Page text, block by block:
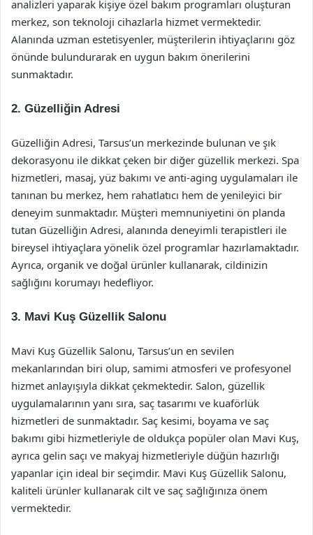
analizleri yaparak kişiye özel bakım programları oluşturan
merkez, son teknoloji cihazlarla hizmet vermektedir.
Alanında uzman estetisyenler, müşterilerin ihtiyaçlarını göz
önünde bulundurarak en uygun bakım önerilerini
sunmaktadır.
2. Güzelliğin Adresi
Güzelliğin Adresi, Tarsus’un merkezinde bulunan ve şık
dekorasyonu ile dikkat çeken bir diğer güzellik merkezi. Spa
hizmetleri, masaj, yüz bakımı ve anti-aging uygulamaları ile
tanınan bu merkez, hem rahatlatıcı hem de yenileyici bir
deneyim sunmaktadır. Müşteri memnuniyetini ön planda
tutan Güzelliğin Adresi, alanında deneyimli terapistleri ile
bireysel ihtiyaçlara yönelik özel programlar hazırlamaktadır.
Ayrıca, organik ve doğal ürünler kullanarak, cildinizin
sağlığını korumayı hedefliyor.
3. Mavi Kuş Güzellik Salonu
Mavi Kuş Güzellik Salonu, Tarsus’un en sevilen
mekanlarından biri olup, samimi atmosferi ve profesyonel
hizmet anlayışıyla dikkat çekmektedir. Salon, güzellik
uygulamalarının yanı sıra, saç tasarımı ve kuaförlük
hizmetleri de sunmaktadır. Saç kesimi, boyama ve saç
bakımı gibi hizmetleriyle de oldukça popüler olan Mavi Kuş,
ayrıca gelin saçı ve makyaj hizmetleriyle düğün hazırlığı
yapanlar için ideal bir seçimdir. Mavi Kuş Güzellik Salonu,
kaliteli ürünler kullanarak cilt ve saç sağlığınıza önem
vermektedir.